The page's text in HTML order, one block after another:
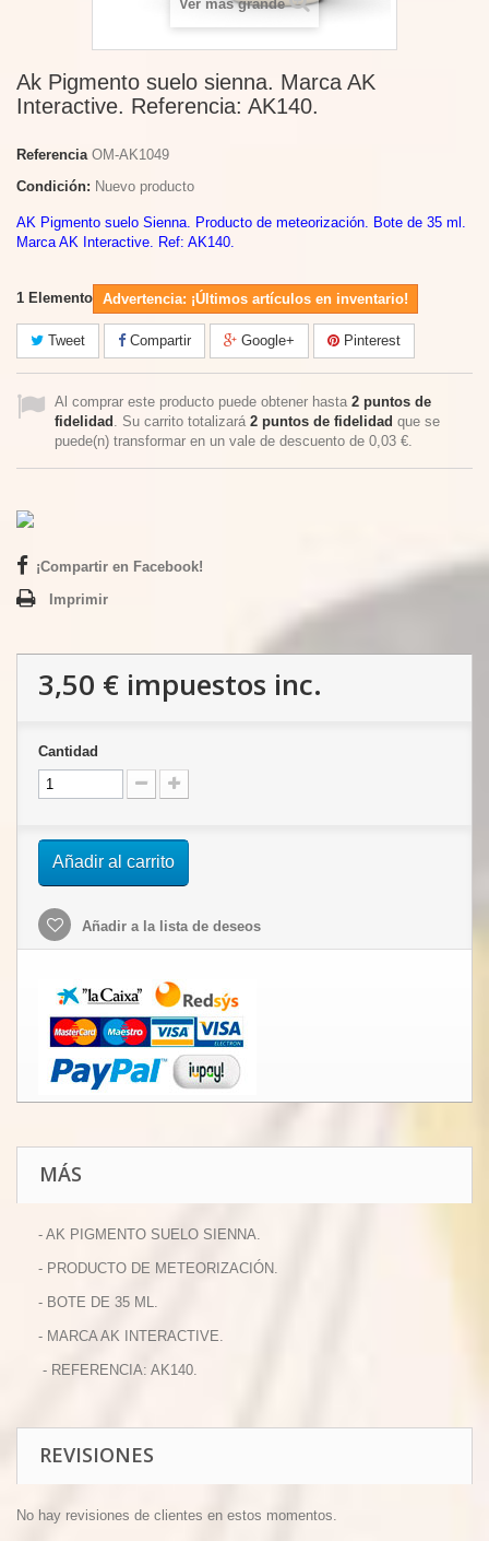
Ver más grande
Ak Pigmento suelo sienna. Marca AK
Interactive. Referencia: AK140.
Referencia OM-AK1049
Condición: Nuevo producto
AK Pigmento suelo Sienna. Producto de meteorización. Bote de 35 ml.
Marca AK Interactive. Ref: AK140.
1 Elemento Advertencia: ¡Últimos artículos en inventario!
Tweet Compartir Google+ Pinterest
Al comprar este producto puede obtener hasta 2 puntos de
fidelidad . Su carrito totalizará 2 puntos de fidelidad que se
puede(n) transformar en un vale de descuento de 0,03 €.
¡Compartir en Facebook!
Imprimir
3,50 € impuestos inc.
Cantidad
Añadir al carrito
Añadir a la lista de deseos
MÁS
- AK PIGMENTO SUELO SIENNA.
- PRODUCTO DE METEORIZACIÓN.
- BOTE DE 35 ML.
- MARCA AK INTERACTIVE.
- REFERENCIA: AK140.
REVISIONES
No hay revisiones de clientes en estos momentos.